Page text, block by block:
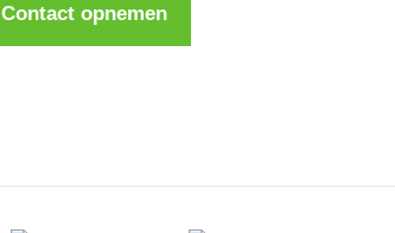
Contact opnemen